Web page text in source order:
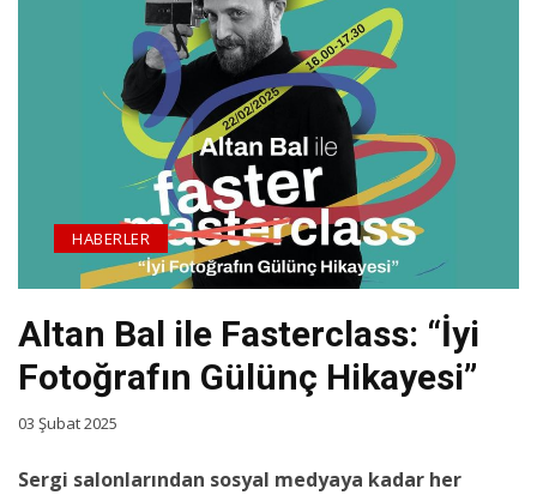
Altan Bal ile Fasterclass: “İyi
Fotoğrafın Gülünç Hikayesi”
HABERLER
03 Şubat 2025
Sergi salonlarından sosyal medyaya kadar her